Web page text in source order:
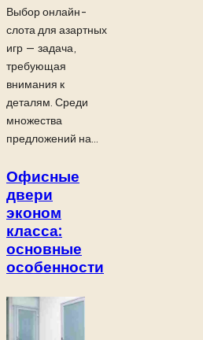
Выбор онлайн-
слота для азартных
игр — задача,
требующая
внимания к
деталям. Среди
множества
предложений на...
Офисные
двери
эконом
класса:
основные
особенности